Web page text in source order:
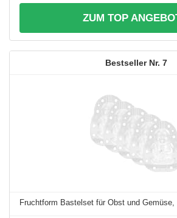
ZUM TOP
7
Fruchtform Bastelset für Obst und Gemüse,